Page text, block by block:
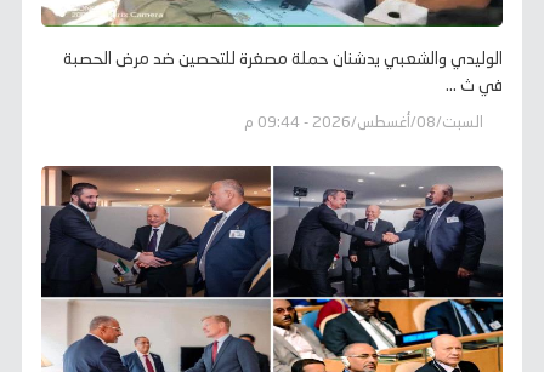
الوليدي والشعبي يدشنان حملة مصغرة للتحصين ضد مرض الحصبة
في ث ...
السبت/08/أغسطس/2026 - 09:44 م